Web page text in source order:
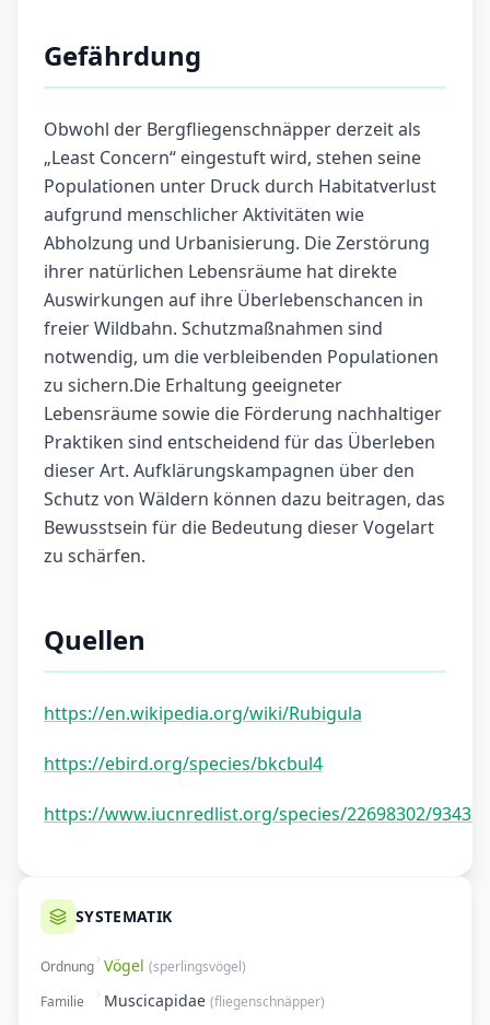
Gefährdung
Obwohl der Bergfliegenschnäpper derzeit als
„Least Concern“ eingestuft wird, stehen seine
Populationen unter Druck durch Habitatverlust
aufgrund menschlicher Aktivitäten wie
Abholzung und Urbanisierung. Die Zerstörung
ihrer natürlichen Lebensräume hat direkte
Auswirkungen auf ihre Überlebenschancen in
freier Wildbahn. Schutzmaßnahmen sind
notwendig, um die verbleibenden Populationen
zu sichern.Die Erhaltung geeigneter
Lebensräume sowie die Förderung nachhaltiger
Praktiken sind entscheidend für das Überleben
dieser Art. Aufklärungskampagnen über den
Schutz von Wäldern können dazu beitragen, das
Bewusstsein für die Bedeutung dieser Vogelart
zu schärfen.
Quellen
https://en.wikipedia.org/wiki/Rubigula
https://ebird.org/species/bkcbul4
https://www.iucnredlist.org/species/22698302/
SYSTEMATIK
Ordnung Vögel (sperlingsvögel)
Familie
Muscicapidae (fliegenschnäpper)